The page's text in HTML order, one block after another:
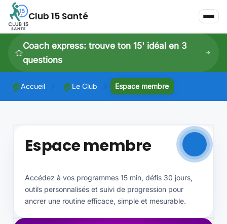
Club 15 Santé
Coach express: trouve ton 15' idéal en 3
questions
🏠Accueil 🏠Le Club Espace membre
Espace membre
Accédez à vos programmes 15 min, défis 30 jours,
outils personnalisés et suivi de progression pour
ancrer une routine efficace, simple et mesurable.